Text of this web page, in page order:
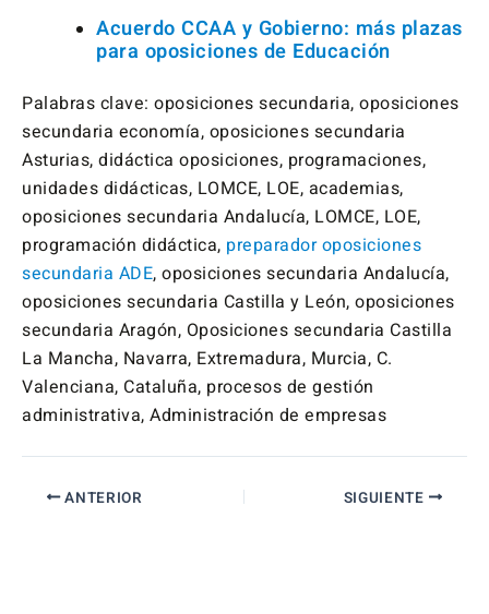
Acuerdo CCAA y Gobierno: más plazas
para oposiciones de Educación
Palabras clave: oposiciones secundaria, oposiciones
secundaria economía, oposiciones secundaria
Asturias, didáctica oposiciones, programaciones,
unidades didácticas, LOMCE, LOE, academias,
oposiciones secundaria Andalucía, LOMCE, LOE,
programación didáctica, preparador oposiciones
secundaria ADE, oposiciones secundaria Andalucía,
oposiciones secundaria Castilla y León, oposiciones
secundaria Aragón, Oposiciones secundaria Castilla
La Mancha, Navarra, Extremadura, Murcia, C.
Valenciana, Cataluña, procesos de gestión
administrativa, Administración de empresas
ANTERIOR SIGUIENTE